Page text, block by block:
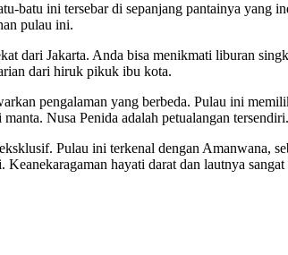
batu ini tersebar di sepanjang pantainya
pulau ini.
dari Jakarta. Anda bisa menikmati liburan
dari hiruk pikuk ibu kota.
pengalaman yang berbeda. Pulau ini
Nusa Penida adalah petualangan tersendiri.
Pulau ini terkenal dengan Amanwana,
hayati darat dan lautnya sangat